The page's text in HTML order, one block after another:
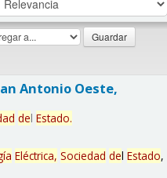
Antonio Oeste,
del Estado.
Eléctrica, Sociedad del Estado,